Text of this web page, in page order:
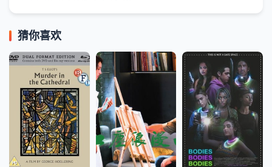
猜你喜欢